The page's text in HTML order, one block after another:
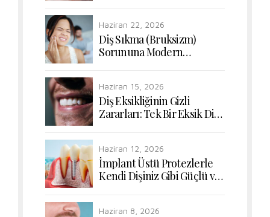
Kazanılması
Haziran 22, 2026
Diş Sıkma (Bruksizm)
Sorununa Modern
Haziran 15, 2026
Diş Eksikliğinin Gizli
Zararları: Tek Bir Eksik Diş
Haziran 12, 2026
İmplant Üstü Protezlerle
Kendi Dişiniz Gibi Güçlü ve
Haziran 8, 2026